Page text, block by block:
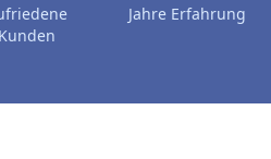
Kunden
Jahre Erfahrung